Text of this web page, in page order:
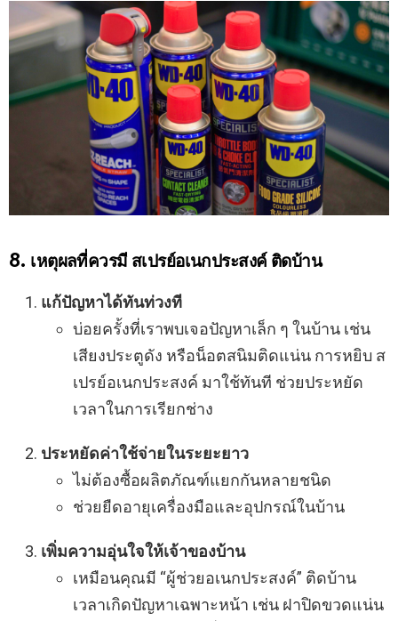
8. เหตุผลที่ควรมี สเปรย์อเนกประสงค์ ติดบ้าน
แก้ปัญหาได้ทันท่วงที
บ่อยครั้งที่เราพบเจอปัญหาเล็ก ๆ ในบ้าน เช่น
เสียงประตูดัง หรือน็อตสนิมติดแน่น การหยิบ ส
เปรย์อเนกประสงค์ มาใช้ทันที ช่วยประหยัด
เวลาในการเรียกช่าง
ประหยัดค่าใช้จ่ายในระยะยาว
ไม่ต้องซื้อผลิตภัณฑ์แยกกันหลายชนิด
ช่วยยืดอายุเครื่องมือและอุปกรณ์ในบ้าน
เพิ่มความอุ่นใจให้เจ้าของบ้าน
เหมือนคุณมี “ผู้ช่วยอเนกประสงค์” ติดบ้าน
เวลาเกิดปัญหาเฉพาะหน้า เช่น ฝาปิดขวดแน่น